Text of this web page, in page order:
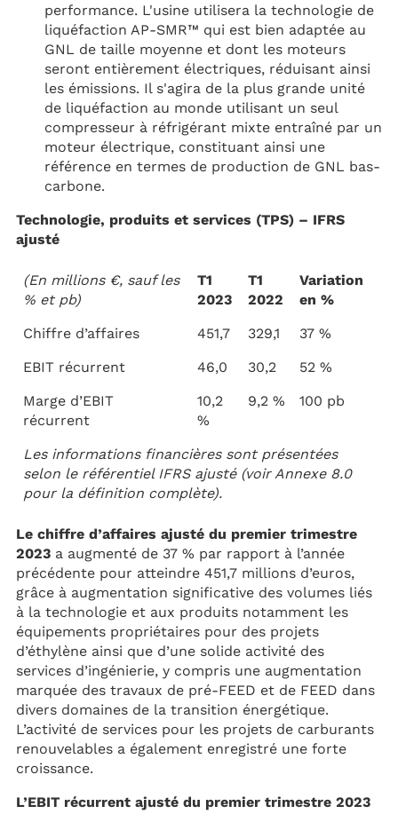
performance. L'usine utilisera la technologie de
liquéfaction AP-SMR™ qui est bien adaptée au
GNL de taille moyenne et dont les moteurs
seront entièrement électriques, réduisant ainsi
les émissions. Il s'agira de la plus grande unité
de liquéfaction au monde utilisant un seul
compresseur à réfrigérant mixte entraîné par un
moteur électrique, constituant ainsi une
référence en termes de production de GNL bas-
carbone.
Technologie, produits et services (TPS) – IFRS
ajusté
(En millions €, sauf les
% et pb)
T1
2023
T1
2022
Variation
en %
Chiffre d’affaires
451,7 329,1
37 %
EBIT récurrent
46,0 30,2
52 %
Marge d’EBIT
récurrent
10,2
%
9,2 % 100 pb
Les informations financières sont présentées
selon le référentiel IFRS ajusté (voir Annexe 8.0
pour la définition complète).
Le chiffre d’affaires ajusté du premier trimestre
2023 a augmenté de 37 % par rapport à l’année
précédente pour atteindre 451,7 millions d’euros,
grâce à augmentation significative des volumes liés
à la technologie et aux produits notamment les
équipements propriétaires pour des projets
d’éthylène ainsi que d’une solide activité des
services d’ingénierie, y compris une augmentation
marquée des travaux de pré-FEED et de FEED dans
divers domaines de la transition énergétique.
L’activité de services pour les projets de carburants
renouvelables a également enregistré une forte
croissance.
L’EBIT récurrent ajusté du premier trimestre 2023